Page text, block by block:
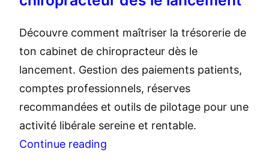
Découvre comment maîtriser la trésorerie de
ton cabinet de chiropracteur dès le
lancement. Gestion des paiements patients,
comptes professionnels, réserves
recommandées et outils de pilotage pour une
activité libérale sereine et rentable.
Continue reading